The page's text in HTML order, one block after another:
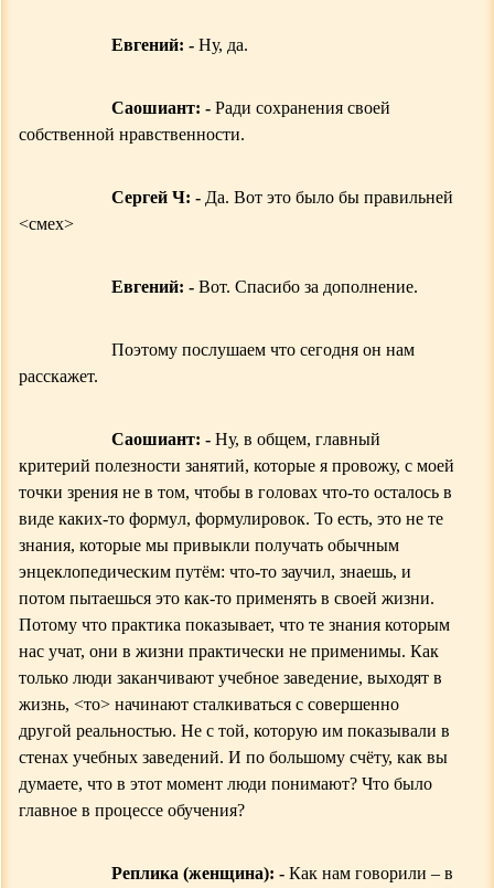
Евгений: - Ну, да.
Саошиант: - Ради сохранения своей
собственной нравственности.
Сергей Ч: - Да. Вот это было бы правильней
<смех>
Евгений: - Вот. Спасибо за дополнение.
Поэтому послушаем что сегодня он нам
расскажет.
Саошиант: - Ну, в общем, главный
критерий полезности занятий, которые я провожу, с моей
точки зрения не в том, чтобы в головах что-то осталось в
виде каких-то формул, формулировок. То есть, это не те
знания, которые мы привыкли получать обычным
энцеклопедическим путём: что-то заучил, знаешь, и
потом пытаешься это как-то применять в своей жизни.
Потому что практика показывает, что те знания которым
нас учат, они в жизни практически не применимы. Как
только люди заканчивают учебное заведение, выходят в
жизнь, <то> начинают сталкиваться с совершенно
другой реальностью. Не с той, которую им показывали в
стенах учебных заведений. И по большому счёту, как вы
думаете, что в этот момент люди понимают? Что было
главное в процессе обучения?
Реплика (женщина): - Как нам говорили – в